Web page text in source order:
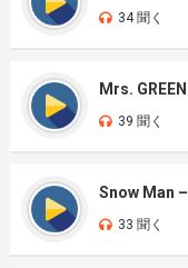
34 聞く
Mrs.
39 聞く
Snow Man
33 聞く